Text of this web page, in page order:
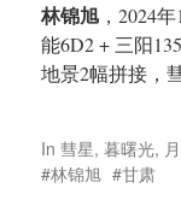
林锦旭，2024
能6D2 + 三阳
地景2幅拼接，
In 彗星, 暮曙光,
林锦旭
甘肃